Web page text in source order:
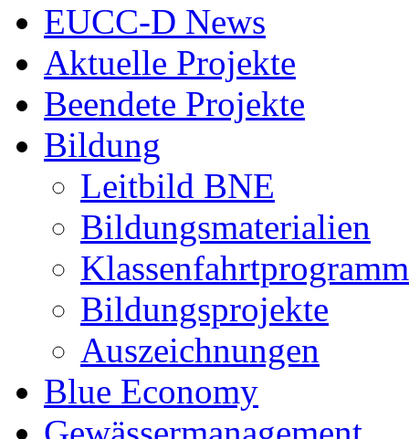
EUCC-D News
Aktuelle Projekte
Beendete Projekte
Bildung
Leitbild BNE
Bildungsmaterialien
Klassenfahrtprogramm
Bildungsprojekte
Auszeichnungen
Blue Economy